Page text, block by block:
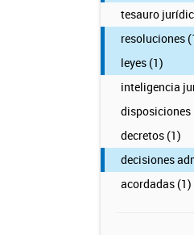
tesauro
resoluciones
leyes (1)
inteligencia
disposiciones
decretos (1)
decisiones
acordadas (1)